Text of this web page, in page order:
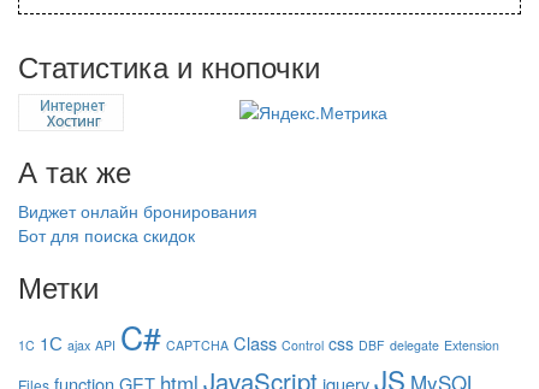
Статистика и кнопочки
А так же
Виджет онлайн бронирования
Бот для поиска скидок
Метки
1C 1С ajax API C# CAPTCHA Class Control css DBF delegate Extension
Files function GET html JavaScriptjqueryJS MySQL